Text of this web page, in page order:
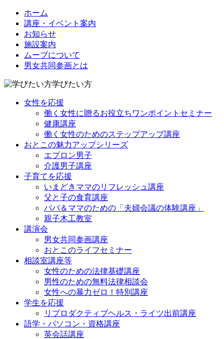
ホーム
講座・イベント案内
お知らせ
施設案内
ムーブについて
男女共同参画とは
学びたい方
女性を応援
働く女性に贈るお役立ちワンポイントセミナー
健康講座
働く女性のためのステップアップ講座
おとこの魅力アップシリーズ
エプロン男子
介護男子講座
子育てを応援
いまどきママのリフレッシュ講座
父と子の食育講座
パパ＆ママのための「夫婦会議の体験講座」
親子木工教室
講演会
男女共同参画講座
おとこのライフセミナー
相談室講座等
女性のための法律基礎講座
男性のための無料法律相談会
女性への暴力ゼロ！特別講座
学生を応援
リプロダクティブヘルス・ライツ出前講座
語学・パソコン・資格講座
英会話講座